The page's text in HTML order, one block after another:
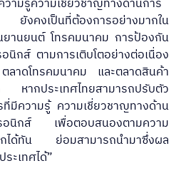
วามรู้ความเชี่ยวชาญทางด้านการ
คงเป็นที่ต้องการอย่างมากใน
ยานยนต์ โทรคมนาคม การป้องกัน
นิกส์ ตามการเติบโตอย่างต่อเนื่อง
าดโทรคมนาคม และตลาดสินค้า
หากประเทศไทยสามารถปรับตัว
ที่มีความรู้ ความเชี่ยวชาญทางด้าน
อนิกส์ เพื่อตอบสนองตามความ
กได้ทัน ย่อมสามารถนำมาซึ่งผล
ะเทศได้”